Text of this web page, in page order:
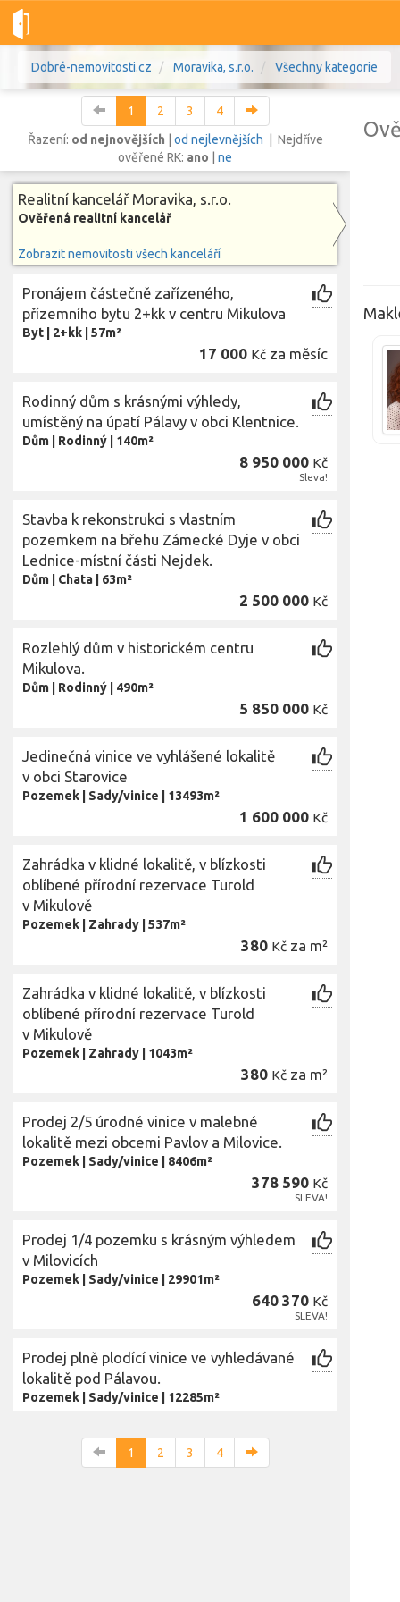
Dobré-nemovitosti.cz Moravika, s.r.o. Všechny kategorie
Lokalita
Lokalita
Cena
1 2 3
4
Řazení: od nejnovějších od nejlevnějších | Nejdříve
ověřené RK: ano ne
Realitní kancelář Moravika, s.r.o.
Ověřená realitní kancelář
Zobrazit nemovitosti všech kanceláří
Pronájem částečně zařízeného,
přízemního bytu 2+kk v centru Mikulova
Byt 2+kk 57m²
17 000 Kč za měsíc
Rodinný dům s krásnými výhledy,
umístěný na úpatí Pálavy v obci Klentnice.
Dům Rodinný 140m²
8 950 000 Kč
Sleva!
Stavba k rekonstrukci s vlastním
pozemkem na břehu Zámecké Dyje v obci
Lednice-místní části Nejdek.
Dům Chata 63m²
2 500 000 Kč
Rozlehlý dům v historickém centru
Mikulova.
Dům Rodinný 490m²
5 850 000 Kč
Jedinečná vinice ve vyhlášené lokalitě
v obci Starovice
Pozemek Sady/vinice 13493m²
1 600 000 Kč
Zahrádka v klidné lokalitě, v blízkosti
oblíbené přírodní rezervace Turold
v Mikulově
Pozemek Zahrady 537m²
380 Kč za m²
Zahrádka v klidné lokalitě, v blízkosti
oblíbené přírodní rezervace Turold
v Mikulově
Pozemek Zahrady 1043m²
380 Kč za m²
Prodej 2/5 úrodné vinice v malebné
lokalitě mezi obcemi Pavlov a Milovice.
Pozemek Sady/vinice 8406m²
378 590 Kč
SLEVA!
Prodej 1/4 pozemku s krásným výhledem
v Milovicích
Pozemek Sady/vinice 29901m²
640 370 Kč
SLEVA!
Prodej plně plodící vinice ve vyhledávané
lokalitě pod Pálavou.
Pozemek Sady/vinice 12285m²
1 2 3 4